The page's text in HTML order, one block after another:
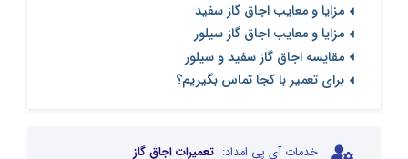
مزایا و معایب اجاق گاز سفید
مزایا و معایب اجاق گاز سیلور
مقایسه اجاق گاز سفید و سیلور
برای تعمیر با کجا تماس بگیریم؟
خدمات آی پی امداد: تعمیرات اجاق گاز